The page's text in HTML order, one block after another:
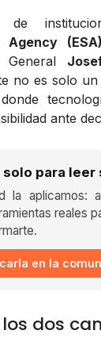
de
Agency (ESA)
no es solo
ante
solo para leer
la aplicamos:
reales
en la
dos